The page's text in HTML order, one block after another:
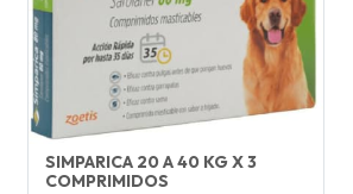
SIMPARICA 20 A 40 KG X 3
COMPRIMIDOS